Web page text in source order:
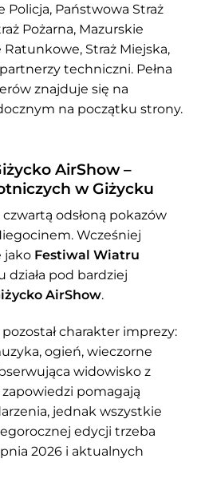
Policja, Państwowa Straż
Pożarna, Mazurskie
Straż Miejska,
techniczni. Pełna
znajduje się na
na początku strony.
AirShow –
w Giżycku
odsłoną pokazów
Wcześniej
jako Festiwal Wiatru
działa pod bardziej
AirShow.
charakter imprezy:
ogień, wieczorne
widowisko z
pomagają
jednak wszystkie
edycji trzeba
2026 i aktualnych